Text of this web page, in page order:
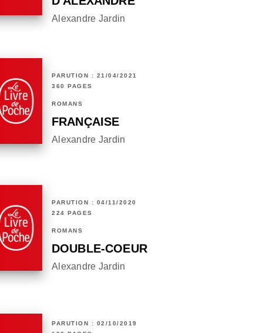
Alexandre Jardin
PARUTION : 21/04/2021
360 PAGES
ROMANS
FRANÇAISE
Alexandre Jardin
PARUTION : 04/11/2020
224 PAGES
ROMANS
DOUBLE-COEUR
Alexandre Jardin
PARUTION : 02/10/2019